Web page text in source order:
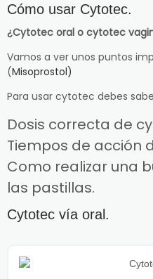
Cómo usar Cytotec.
¿Cytotec oral o cytotec
Vamos a ver unos puntos
(Misoprostol)
Para usar cytotec debes
Dosis correcta de
Tiempos de acción
Como realizar una
las pastillas.
Cytotec vía oral.